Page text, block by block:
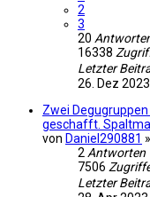
2
3
20
16338
Letzter
26. Dez
Zwei
geschafft.
von Daniel290881 »
2 Antworten
7506
Letzter